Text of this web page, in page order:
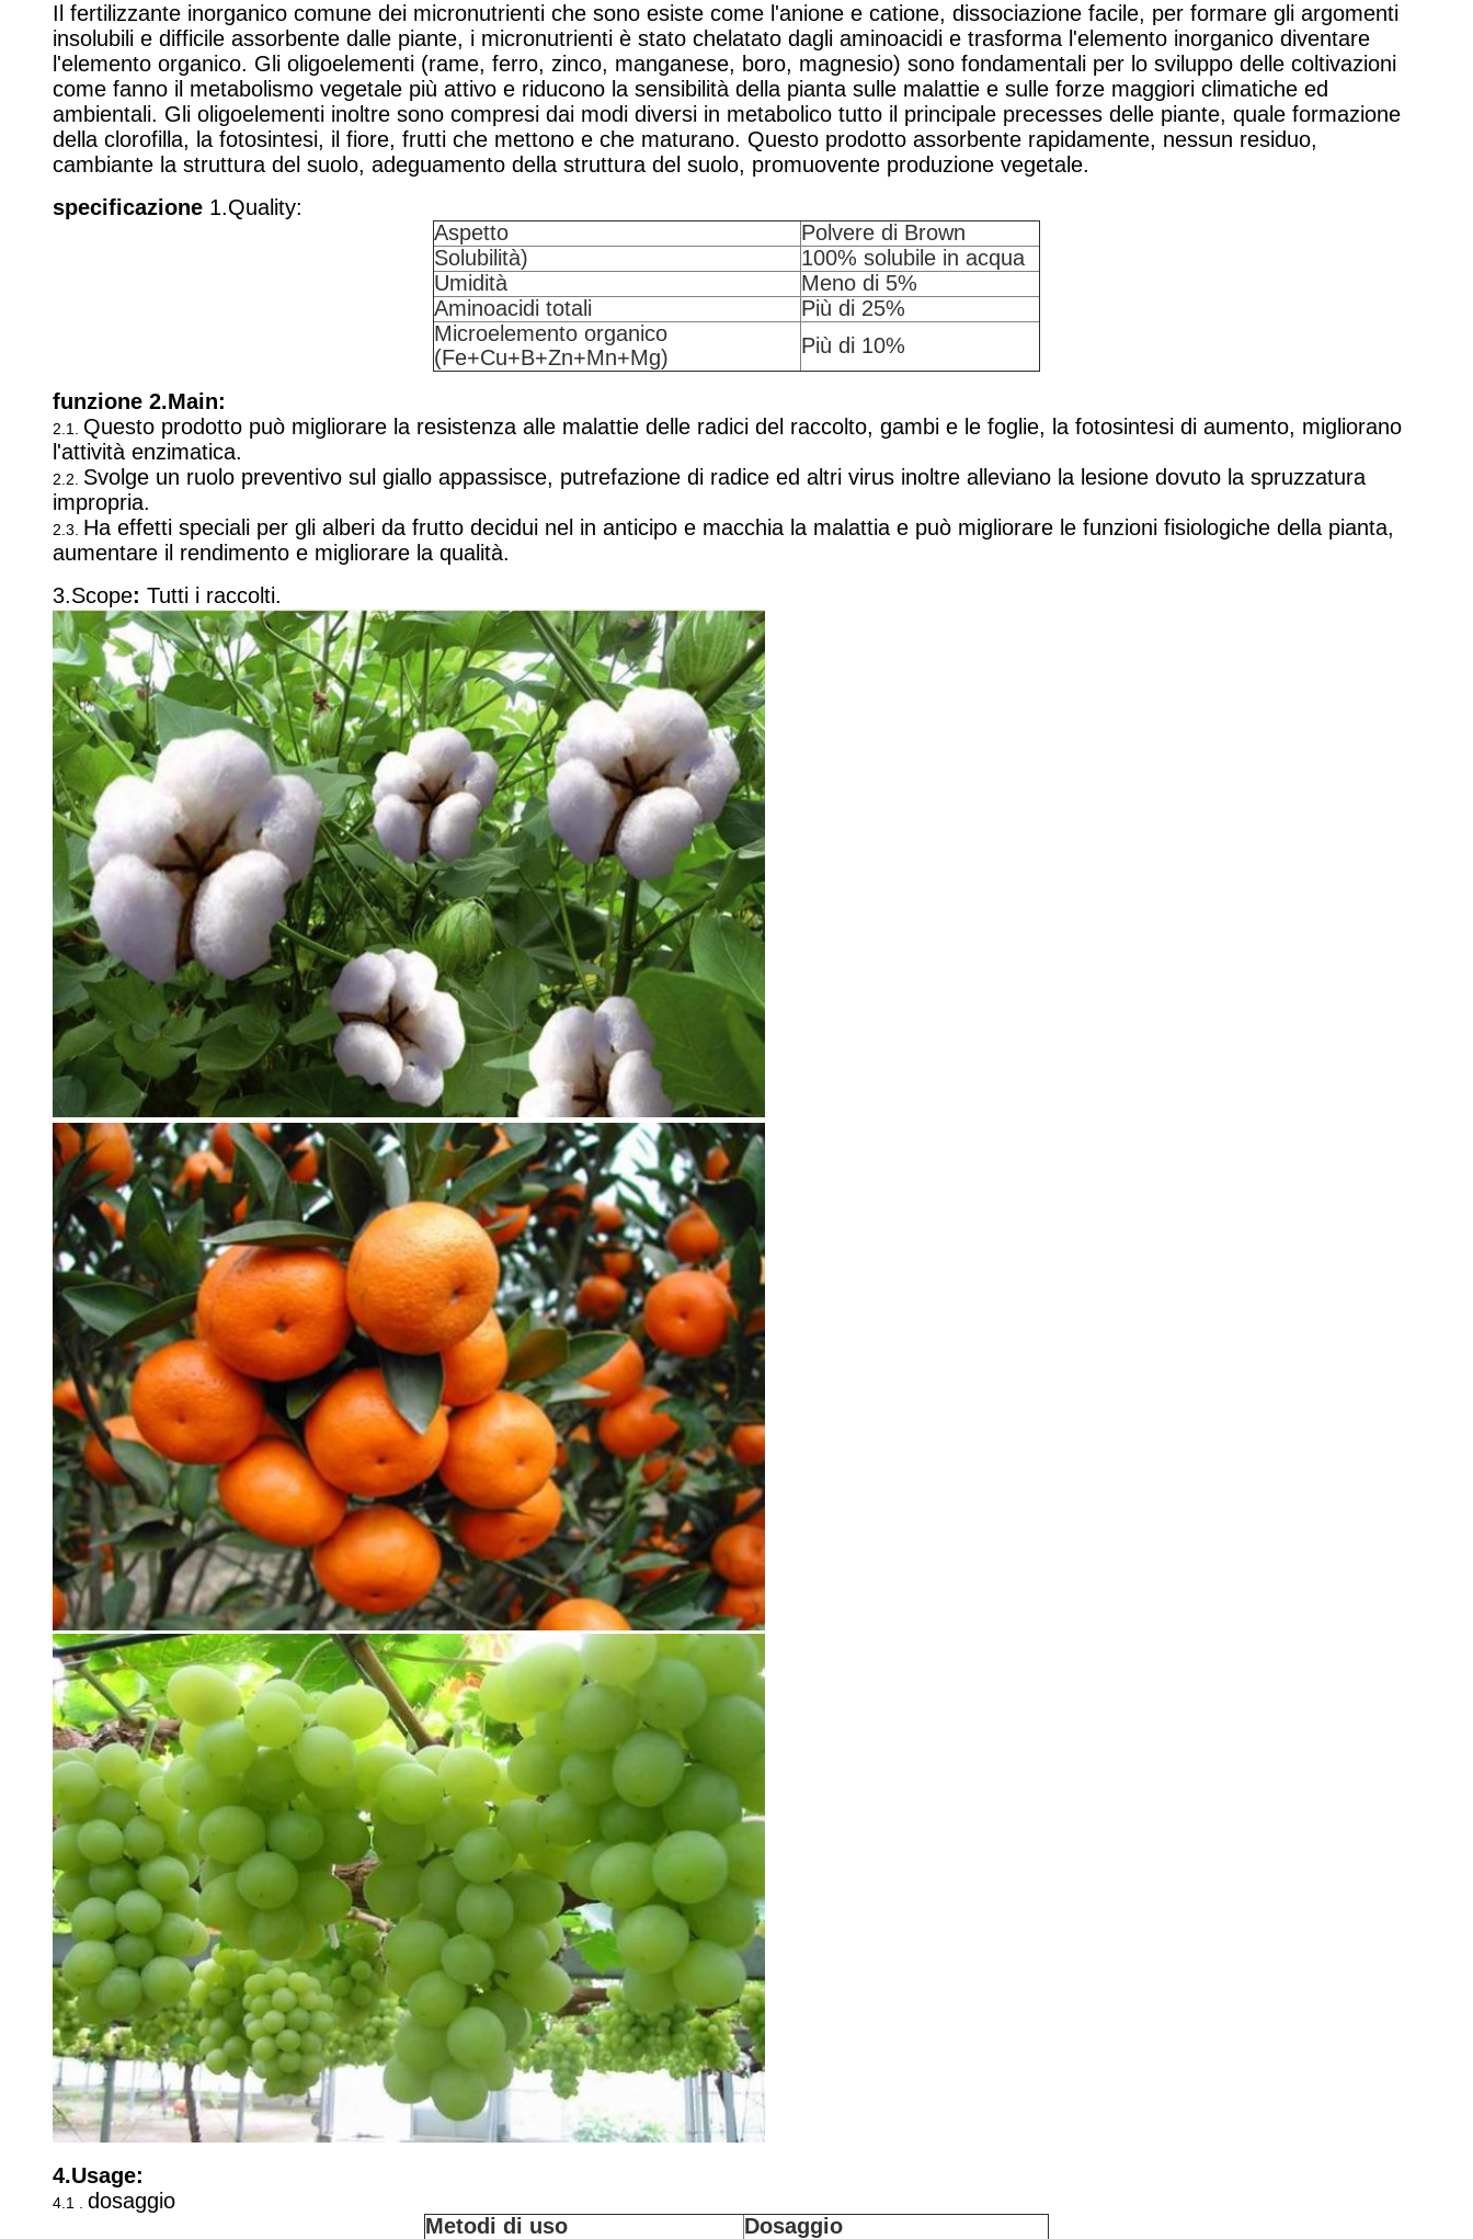
Il fertilizzante inorganico comune dei micronutrienti che sono esiste come l'anione e catione, dissociazione facile, per formare gli argomenti
insolubili e difficile assorbente dalle piante, i micronutrienti è stato chelatato dagli aminoacidi e trasforma l'elemento inorganico diventare
l'elemento organico. Gli oligoelementi (rame, ferro, zinco, manganese, boro, magnesio) sono fondamentali per lo sviluppo delle coltivazioni
come fanno il metabolismo vegetale più attivo e riducono la sensibilità della pianta sulle malattie e sulle forze maggiori climatiche ed
ambientali. Gli oligoelementi inoltre sono compresi dai modi diversi in metabolico tutto il principale precesses delle piante, quale formazione
della clorofilla, la fotosintesi, il fiore, frutti che mettono e che maturano. Questo prodotto assorbente rapidamente, nessun residuo,
cambiante la struttura del suolo, adeguamento della struttura del suolo, promuovente produzione vegetale.
specificazione 1.Quality:
Aspetto
Polvere di Brown
Solubilità)
100% solubile in acqua
Umidità
Meno di 5%
Aminoacidi totali
Più di 25%
Microelemento organico
(Fe+Cu+B+Zn+Mn+Mg)
Più di 10%
funzione 2.Main:
2.1. Questo prodotto può migliorare la resistenza alle malattie delle radici del raccolto, gambi e le foglie, la fotosintesi di aumento, migliorano
l'attività enzimatica.
2.2. Svolge un ruolo preventivo sul giallo appassisce, putrefazione di radice ed altri virus inoltre alleviano la lesione dovuto la spruzzatura
impropria.
2.3. Ha effetti speciali per gli alberi da frutto decidui nel in anticipo e macchia la malattia e può migliorare le funzioni fisiologiche della pianta,
aumentare il rendimento e migliorare la qualità.
3.Scope: Tutti i raccolti.
4.Usage:
4.1 . dosaggio
Metodi di uso
Dosaggio